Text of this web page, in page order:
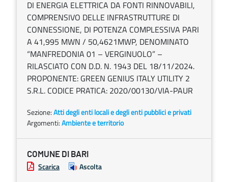
DI ENERGIA ELETTRICA DA FONTI RINNOVABILI,
COMPRENSIVO DELLE INFRASTRUTTURE DI
CONNESSIONE, DI POTENZA COMPLESSIVA PARI
A 41,995 MWN / 50,4621MWP, DENOMINATO
“MANFREDONIA 01 – VERGINUOLO” –
RILASCIATO CON D.D. N. 1943 DEL 18/11/2024.
PROPONENTE: GREEN GENIUS ITALY UTILITY 2
S.R.L. CODICE PRATICA: 2020/00130/VIA-PAUR
Sezione:Atti degli enti locali e degli enti pubblici e privati
Argomenti:Ambiente e territorio
COMUNE DI BARI
Scarica Ascolta